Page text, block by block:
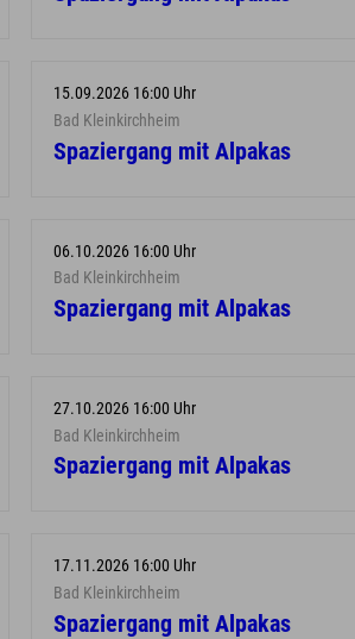
15.09.2026 16:00 Uhr
Bad Kleinkirchheim
Spaziergang mit Alpakas
06.10.2026 16:00 Uhr
Bad Kleinkirchheim
Spaziergang mit Alpakas
27.10.2026 16:00 Uhr
Bad Kleinkirchheim
Spaziergang mit Alpakas
17.11.2026 16:00 Uhr
Bad Kleinkirchheim
Spaziergang mit Alpakas